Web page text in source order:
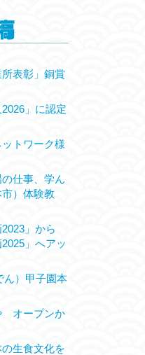
所表彰」銅賞
2026」に認定
トワーク様
の仕事、学ん
）体験教
」から
」へアッ
ん）甲子園本
オープンか
の生食文化を